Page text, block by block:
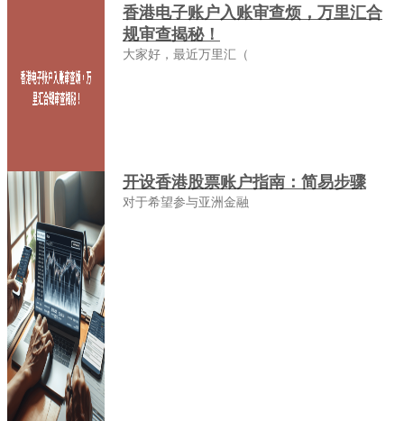
香港电子账户入账审查烦，万里汇合
规审查揭秘！
大家好，最近万里汇（
开设香港股票账户指南：简易步骤
对于希望参与亚洲金融